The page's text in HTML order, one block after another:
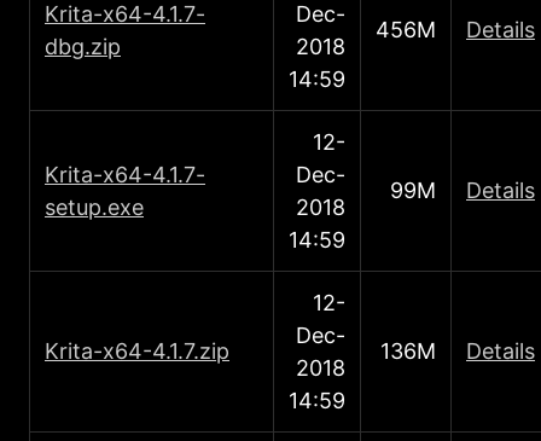
Κrita-x64-4.1.7-
dbg.zip
Dec-
2018
14:59
456M Details
Κrita-x64-4.1.7-
setup.exe
12-
Dec-
2018
14:59
99M Details
Κrita-x64-4.1.7.zip
12-
Dec-
2018
14:59
136M Details